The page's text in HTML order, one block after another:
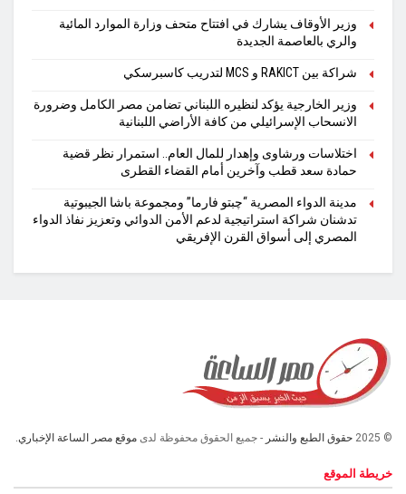
وزير الأوقاف يشارك في افتتاح متحف وزارة الموارد المائية
والري بالعاصمة الجديدة
شراكة بين RAKICT و MCS لتدريب كاسبرسكي
وزير الخارجية يؤكد لنظيره اللبناني تضامن مصر الكامل وضرورة
الانسحاب الإسرائيلي من كافة الأراضي اللبنانية
اختلاسات ورشاوى وإهدار للمال العام.. استمرار نظر قضية
حمادة سعد قطب وآخرين أمام القضاء القطرى
مدينة الدواء المصرية “چبتو فارما” ومجموعة باشا الجيبوتية
تدشنان شراكة استراتيجية لدعم الأمن الدوائي وتعزيز نفاذ الدواء
المصري إلى أسواق القرن الإفريقي
© 2025 حقوق الطبع والنشر - جميع الحقوق محفوظة لدى موقع مصر الساعة الإخباري.
خريطة الموقع